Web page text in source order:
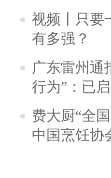
视频丨只要
有多强？
广东雷州通
行为”：已
费大厨“全
中国烹饪协